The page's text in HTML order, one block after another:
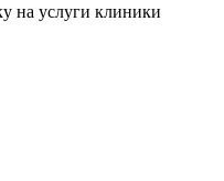
на услуги клиники